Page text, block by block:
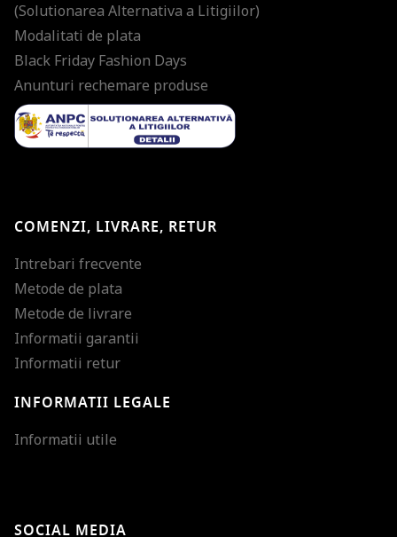
(Solutionarea Alternativa a Litigiilor)
Modalitati de plata
Black Friday Fashion Days
Anunturi rechemare produse
COMENZI, LIVRARE, RETUR
Intrebari frecvente
Metode de plata
Metode de livrare
Informatii garantii
Informatii retur
INFORMATII LEGALE
Informatii utile
SOCIAL MEDIA